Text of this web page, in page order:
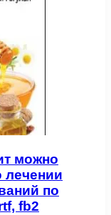
можно
лечении
по
fb2